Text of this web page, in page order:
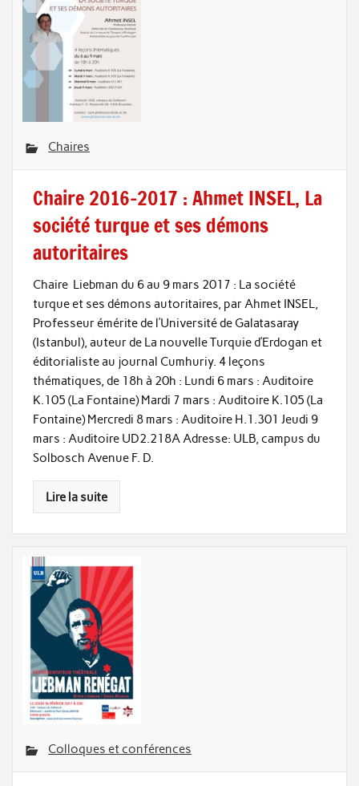
Chaires
Chaire 2016-2017 : Ahmet INSEL, La
société turque et ses démons
autoritaires
Chaire Liebman du 6 au 9 mars 2017 : La société
turque et ses démons autoritaires, par Ahmet INSEL,
Professeur émérite de l’Université de Galatasaray
(Istanbul), auteur de La nouvelle Turquie d’Erdogan et
éditorialiste au journal Cumhuriy. 4 leçons
thématiques, de 18h à 20h : Lundi 6 mars : Auditoire
K.105 (La Fontaine) Mardi 7 mars : Auditoire K.105 (La
Fontaine) Mercredi 8 mars : Auditoire H.1.301 Jeudi 9
mars : Auditoire UD2.218A Adresse: ULB, campus du
Solbosch Avenue F. D.
Lire la suite
Colloques et conférences